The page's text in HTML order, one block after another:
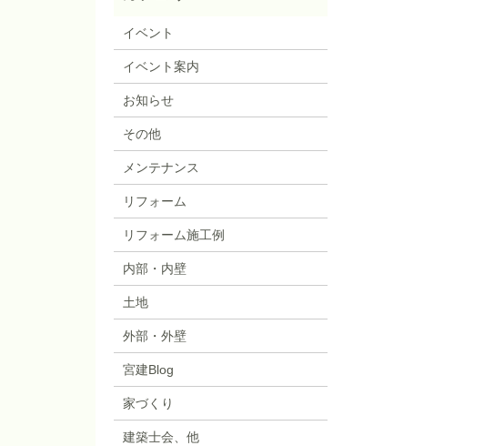
イベント
イベント案内
お知らせ
その他
メンテナンス
リフォーム
リフォーム施工例
内部・内壁
土地
外部・外壁
宮建Blog
家づくり
建築士会、他